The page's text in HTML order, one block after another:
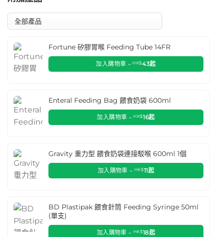
Fortune 矽膠胃喉 Feeding Tube 14FR
加入購物車 - HK$43起
Enteral Feeding Bag 餵食奶袋 600ml
加入購物車 - HK$16起
Gravity 重力型 餵食奶袋連接駁喉 600ml 1個
加入購物車 - HK$11起
BD Plastipak 餵食針筒 Feeding Syringe 50ml
(單支)
加入購物車 - HK$18起